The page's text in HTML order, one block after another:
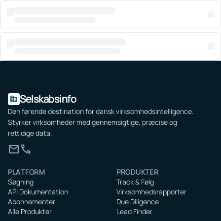
domain Selskabsinfo
Den førende destination for dansk virksomhedsintelligence.
Styrker virksomheder med gennemsigtige, præcise og
rettidige data.
mailcall
PLATFORM
Søgning
API Dokumentation
Abonnementer
Alle Produkter
PRODUKTER
Track & Følg
Virksomhedsrapporter
Due Diligence
Lead Finder